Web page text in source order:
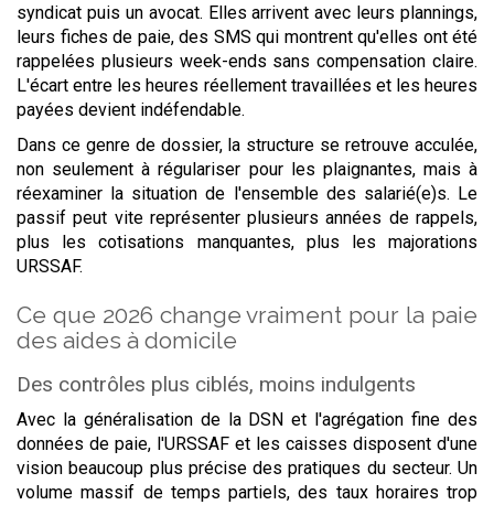
syndicat puis un avocat. Elles arrivent avec leurs plannings,
leurs fiches de paie, des SMS qui montrent qu'elles ont été
rappelées plusieurs week-ends sans compensation claire.
L'écart entre les heures réellement travaillées et les heures
payées devient indéfendable.
Dans ce genre de dossier, la structure se retrouve acculée,
non seulement à régulariser pour les plaignantes, mais à
réexaminer la situation de l'ensemble des salarié(e)s. Le
passif peut vite représenter plusieurs années de rappels,
plus les cotisations manquantes, plus les majorations
URSSAF.
Ce que 2026 change vraiment pour la paie
des aides à domicile
Des contrôles plus ciblés, moins indulgents
Avec la généralisation de la DSN et l'agrégation fine des
données de paie, l'URSSAF et les caisses disposent d'une
vision beaucoup plus précise des pratiques du secteur. Un
volume massif de temps partiels, des taux horaires trop